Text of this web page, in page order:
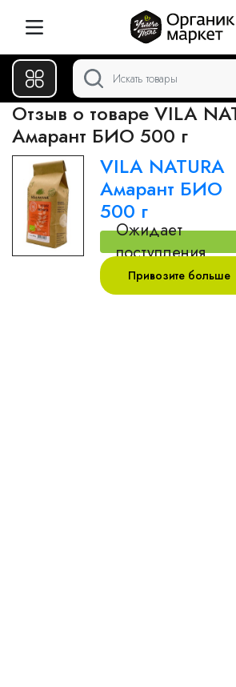
Отзыв о товаре VILA
Амарант БИО 500 г
VILA NATURA
Амарант БИО
500 г
Ожидает
поступления
Привозите больше